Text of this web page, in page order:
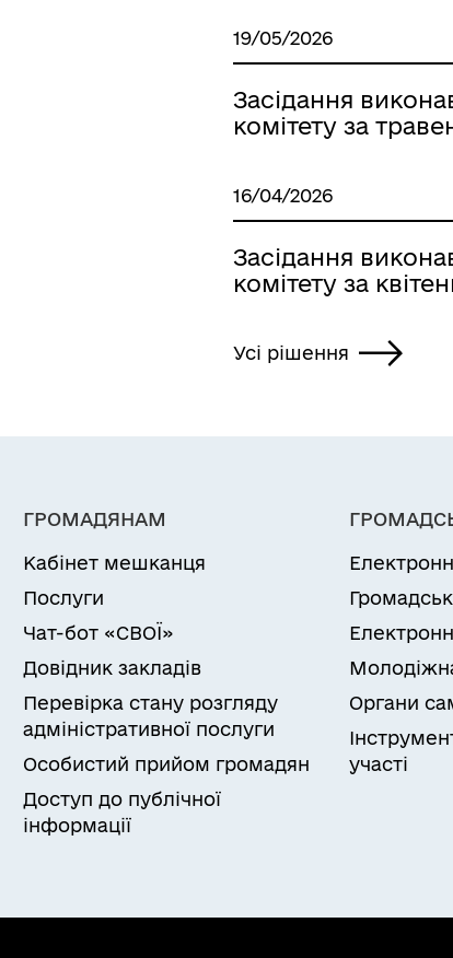
19/05/2026
Засідання
комітету за
16/04/2026
Засідання
комітету за
Усі рішення
ГРОМАДЯНАМ
Кабінет мешканця
Послуги
Чат-бот «СВОЇ»
Довідник закладів
Перевірка стану розгляду
адміністративної послуги
Особистий прийом громадян
Доступ до публічної
інформації
Органи
участі